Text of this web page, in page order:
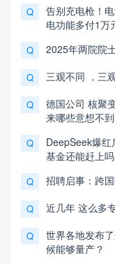
Q
告别充电枪！
电功能多付1万
Q 2025年两院院
Q 三观不同 ，三
Q
德国公司 核聚
来哪些意想不
Q
DeepSeek爆
基金还能赶上吗
Q 招聘启事：跨
Q 近几年 这么多
Q
世界各地发布
候能够量产？